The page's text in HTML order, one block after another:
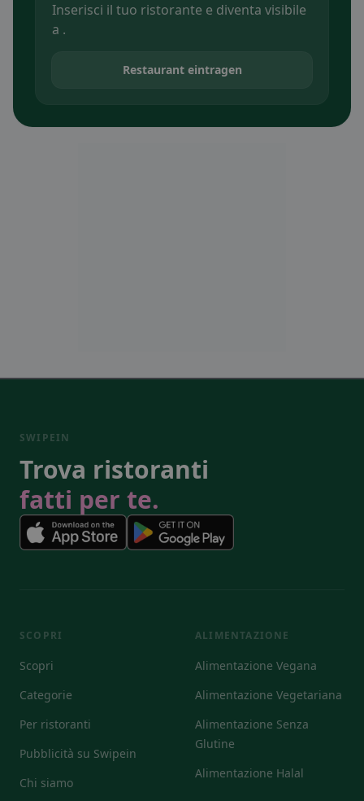
Inserisci il tuo ristorante e diventa visibile
a .
Restaurant eintragen
SWIPEIN
Trova ristoranti
fatti per te.
SCOPRI
Scopri
Categorie
Per ristoranti
Pubblicità su Swipein
Chi siamo
ALIMENTAZIONE
Alimentazione Vegana
Alimentazione Vegetariana
Alimentazione Senza
Glutine
Alimentazione Halal